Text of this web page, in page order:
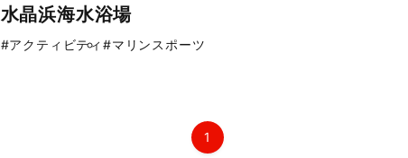
水晶浜海水浴場
#アクティビティ#マリンスポーツ
1